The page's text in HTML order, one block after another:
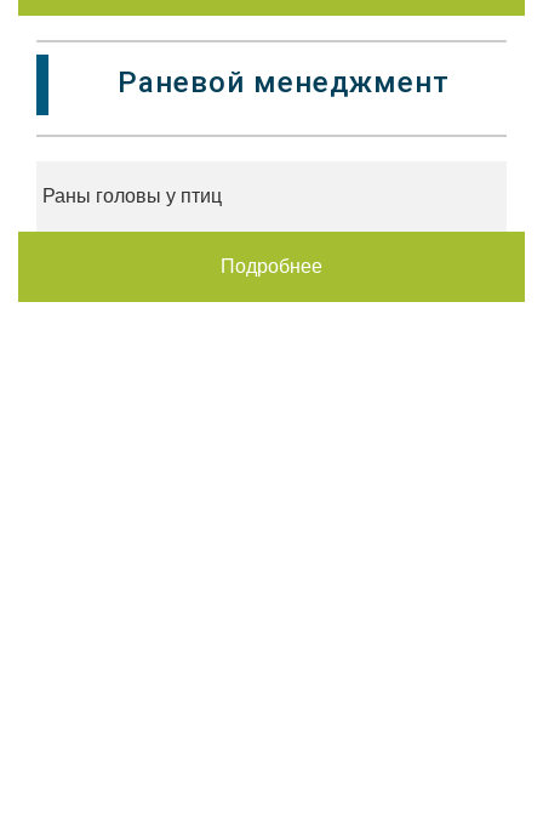
Раневой менеджмент
Раны головы у птиц
Подробнее